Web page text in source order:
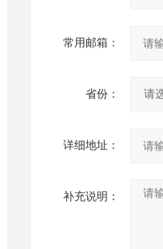
常用邮箱：
省份：
详细地址：
补充说明：